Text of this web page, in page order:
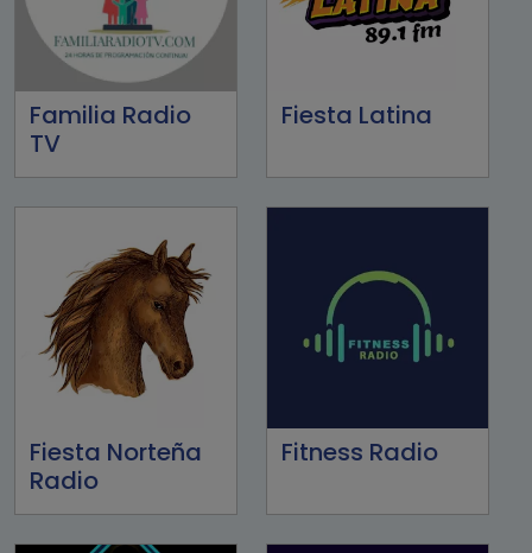
Familia Radio
TV
Fiesta Latina
Fiesta Norteña
Radio
Fitness Radio